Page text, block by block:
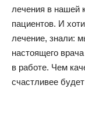
лечения в нашей
пациентов. И
лечение, знали:
настоящего
в работе. Чем
счастливее